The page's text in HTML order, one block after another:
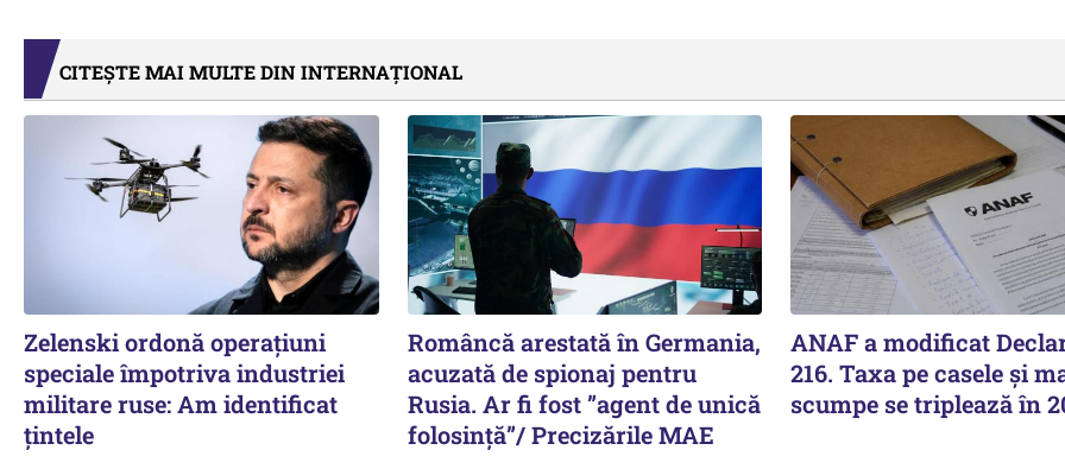
CITEȘTE MAI MULTE DIN INTERNAȚIONAL
Zelenski ordonă operațiuni
speciale împotriva industriei
militare ruse: Am identificat
țintele
Româncă arestată în Germania,
acuzată de spionaj pentru
Rusia. Ar fi fost ”agent de unică
folosință”/ Precizările MAE
ANAF a modificat
216. Taxa pe casele și
scumpe se triplează în